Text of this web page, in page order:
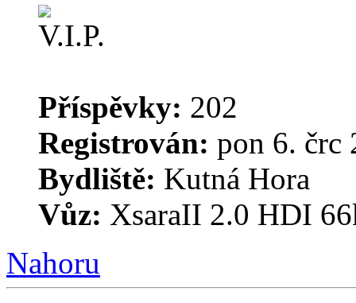
Příspěvky: 202
Registrován: pon 6. črc
Bydliště: Kutná Hora
Vůz: XsaraII 2.0 HDI
Nahoru